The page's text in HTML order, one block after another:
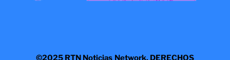
©2025 RTN Noticias Network. DERECHOS